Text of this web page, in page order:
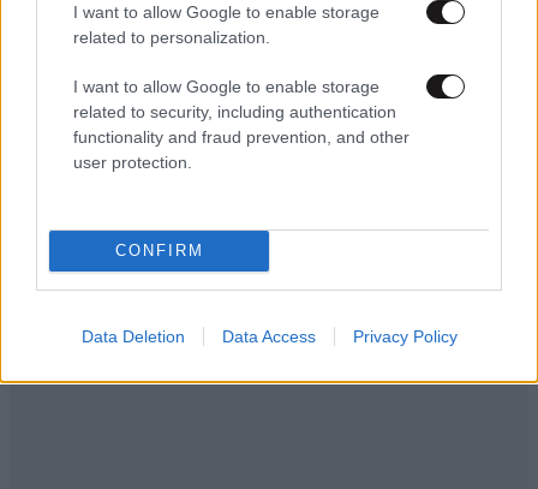
I want to allow Google to enable storage
related to personalization.
I want to allow Google to enable storage
related to security, including authentication
functionality and fraud prevention, and other
user protection.
CONFIRM
Data Deletion Data Access Privacy Policy